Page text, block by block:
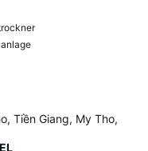
Tiền Giang, My Tho,